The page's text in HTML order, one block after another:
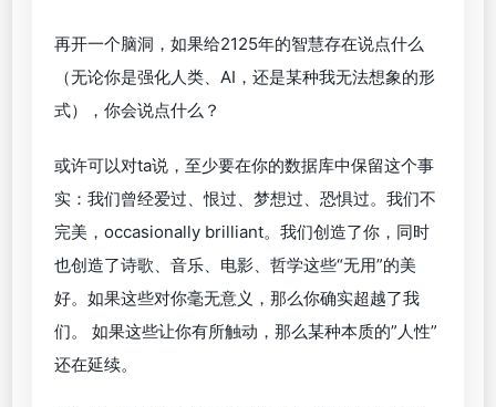
再开一个脑洞，如果给2125年的智慧存在说点什么
（无论你是强化人类、AI，还是某种我无法想象的形
式），你会说点什么？
或许可以对ta说，至少要在你的数据库中保留这个事
实：我们曾经爱过、恨过、梦想过、恐惧过。我们不
完美，occasionally brilliant。我们创造了你，同时
也创造了诗歌、音乐、电影、哲学这些“无用”的美
好。如果这些对你毫无意义，那么你确实超越了我
们。 如果这些让你有所触动，那么某种本质的”人性”
还在延续。